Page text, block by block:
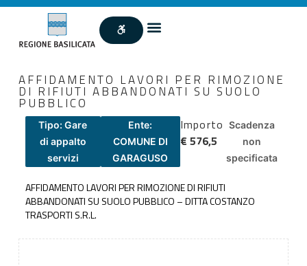
AFFIDAMENTO LAVORI PER RIMOZIONE
DI RIFIUTI ABBANDONATI SU SUOLO
PUBBLICO
Tipo: Gare
di appalto
servizi
Ente:
COMUNE DI
GARAGUSO
Importo
€ 576,5
Scadenza
non
specificata
AFFIDAMENTO LAVORI PER RIMOZIONE DI RIFIUTI
ABBANDONATI SU SUOLO PUBBLICO – DITTA COSTANZO
TRASPORTI S.R.L.